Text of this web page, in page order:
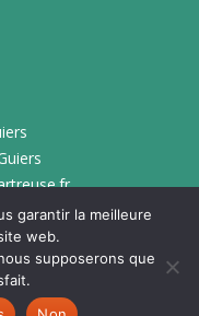
KOTÉ
garantir la meilleure
web.
supposerons que